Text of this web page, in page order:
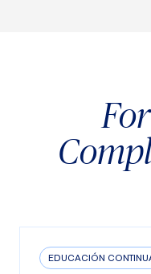
EDUCACIÓN